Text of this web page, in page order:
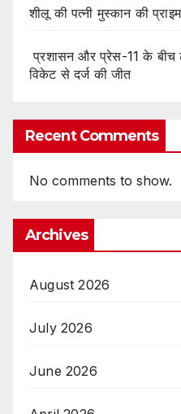
शीलू की पत्नी मुस्कान की
प्रशासन और प्रेस-11 के बीच
विकेट से दर्ज की जीत
Recent Comments
No comments to show.
Archives
August 2026
July 2026
June 2026